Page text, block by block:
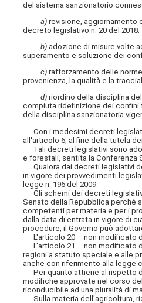
del sistema sanzionatorio
a) revisione, aggiornamento
decreto legislativo n. 20 del 2018;
b) adozione di misure volte
superamento e soluzione dei
c) rafforzamento delle
provenienza, la qualità e la
d) riordino della disciplina
compiuta ridefinizione dei
della disciplina sanzionatoria
Con i medesimi decreti
all'articolo 6, al fine della tutela
Tali decreti legislativi sono
e forestali, sentita la Conferenza
Qualora dai decreti legislativi
in vigore dei provvedimenti
legge n. 196 del 2009.
Gli schemi dei decreti
Senato della Repubblica perché
competentiper materia e per i
dalla data di entrata in vigore di
procedure, il Governo può
L'articolo 20 – non modificato
L'articolo 21 – non modificato
regioni a statuto speciale e alle
anche con riferimento alla legge
Per quanto attiene al rispetto
modifiche approvate nel corso
riconducibile ad una pluralità di
Sulla materia dell'agricoltura,